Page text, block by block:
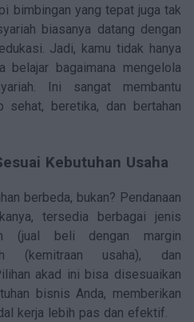
bimbingan yang tepat juga tak
biasanya datang dengan
Jadi, kamu tidak hanya
belajar bagaimana mengelola
Ini sangat membantu
sehat, beretika, dan bertahan
Kebutuhan Usaha
berbeda, bukan? Pendanaan
tersedia berbagai jenis
(jual beli dengan margin
(kemitraan usaha), dan
akad ini bisa disesuaikan
bisnis Anda, memberikan
kerja lebih pas dan efektif.